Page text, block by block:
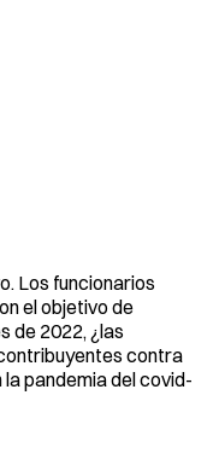
Los funcionarios
el objetivo de
de 2022, ¿las
contra
pandemia del covid-